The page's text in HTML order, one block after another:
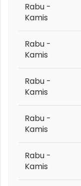
Rabu -
Kamis
Rabu -
Kamis
Rabu -
Kamis
Rabu -
Kamis
Rabu -
Kamis